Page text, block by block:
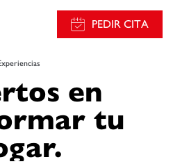
PEDIR CITA
en
tu